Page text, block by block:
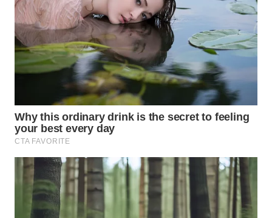
WN
PURWAKARTA
WN
PRIANGAN
TIMUR
WN
SEMARANG
SOLO
WN
BOROBUDUR